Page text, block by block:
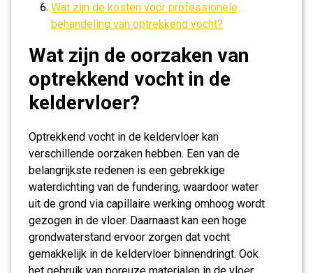
Wat zijn de kosten voor professionele
behandeling van optrekkend vocht?
Wat zijn de oorzaken van
optrekkend vocht in de
keldervloer?
Optrekkend vocht in de keldervloer kan
verschillende oorzaken hebben. Een van de
belangrijkste redenen is een gebrekkige
waterdichting van de fundering, waardoor water
uit de grond via capillaire werking omhoog wordt
gezogen in de vloer. Daarnaast kan een hoge
grondwaterstand ervoor zorgen dat vocht
gemakkelijk in de keldervloer binnendringt. Ook